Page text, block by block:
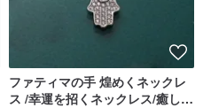
ファティマの手 煌めくネックレ
ス /幸運を招くネックレス/癒しの